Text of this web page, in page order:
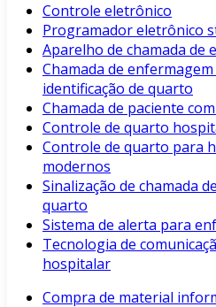
Controle eletrônico
Programador eletrônico
Aparelho de chamada de
Chamada de enfermagem
identificação de quarto
Chamada de paciente
Controle de quarto
Controle de quarto para
modernos
Sinalização de chamada
quarto
Sistema de alerta para
Tecnologia de
hospitalar
Compra de material